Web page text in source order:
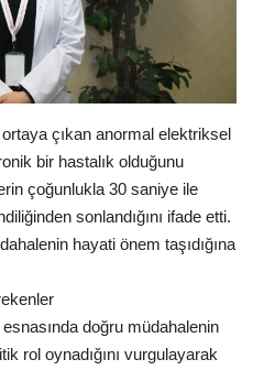
çıkan anormal elektriksel
bir hastalık olduğunu
çoğunlukla 30 saniye ile
sonlandığını ifade etti.
hayati önem taşıdığına
doğru müdahalenin
rol oynadığını vurgulayarak